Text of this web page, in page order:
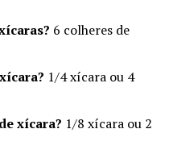
6 colheres de
1/4 xícara ou 4
xícara? 1/8 xícara ou 2